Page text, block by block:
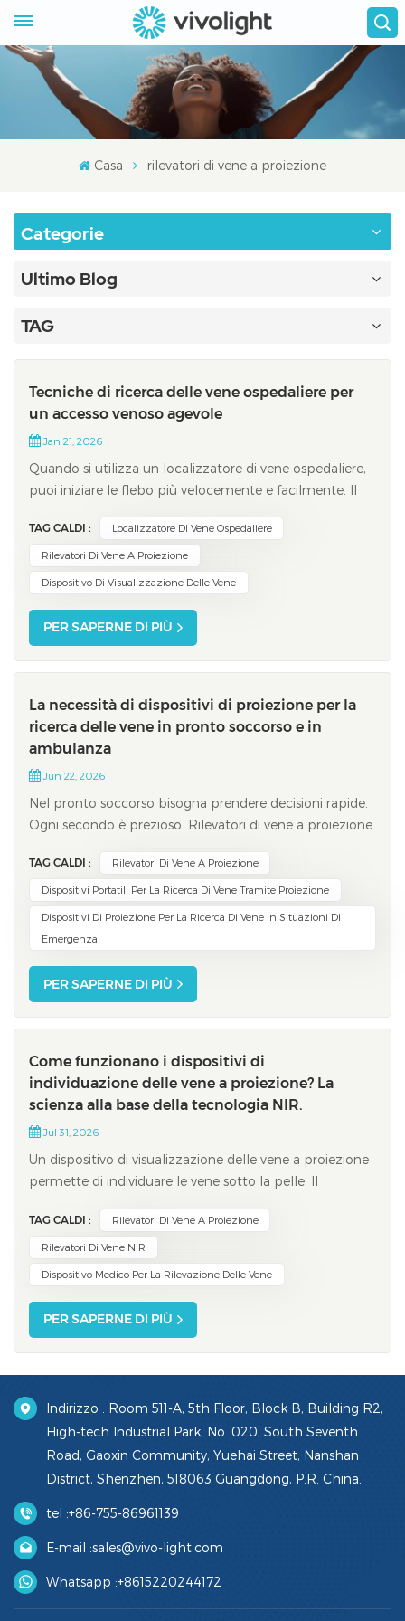
Casa rilevatori di vene a proiezione
Categorie
Ultimo Blog
TAG
Tecniche di ricerca delle vene ospedaliere per
un accesso venoso agevole
Jan 21, 2026
Quando si utilizza un localizzatore di vene ospedaliere,
puoi iniziare le flebo più velocemente e facilmente. Il
sottocutanee. Questo aiuta a sapere dove inserire l'ago
prima di iniziare. Aiuta a sbagliare meno iniezioni e fa sì
che i pazienti sentano men...
TAG CALDI : Localizzatore Di Vene Ospedaliere
Rilevatori Di Vene A Proiezione
Dispositivo Di Visualizzazione Delle Vene
PER SAPERNE DI PIÙ
La necessità di dispositivi di proiezione per la
ricerca delle vene in pronto soccorso e in
ambulanza
Jun 22, 2026
Nel pronto soccorso bisogna prendere decisioni rapide.
Ogni secondo è prezioso. Rilevatori di vene a proiezione
anche per chi ha vene piccole o difficili da individuare.
Questi dispositivi ti aiutano a raggiungere il successo al
primo tentativo. I...
TAG CALDI : Rilevatori Di Vene A Proiezione
Dispositivi Portatili Per La Ricerca Di Vene Tramite Proiezione
Dispositivi Di Proiezione Per La Ricerca Di Vene In Situazioni Di
Emergenza
PER SAPERNE DI PIÙ
Come funzionano i dispositivi di
individuazione delle vene a proiezione? La
scienza alla base della tecnologia NIR.
Jul 31, 2026
Un dispositivo di visualizzazione delle vene a proiezione
permette di individuare le vene sotto la pelle. Il
per scansionare il braccio o la mano. La luce NIR
mostra immediatamente le vene, consentendo di
individuare il punto migliore per...
TAG CALDI : Rilevatori Di Vene A Proiezione
Rilevatori Di Vene NIR
Dispositivo Medico Per La Rilevazione Delle Vene
PER SAPERNE DI PIÙ
Indirizzo : Room 511-A, 5th Floor, Block B, Building R2,
High-tech Industrial Park, No. 020, South Seventh
Road, Gaoxin Community, Yuehai Street, Nanshan
District, Shenzhen, 518063 Guangdong, P.R. China.
tel :+86-755-86961139
E-mail :sales@vivo-light.com
Whatsapp :+8615220244172